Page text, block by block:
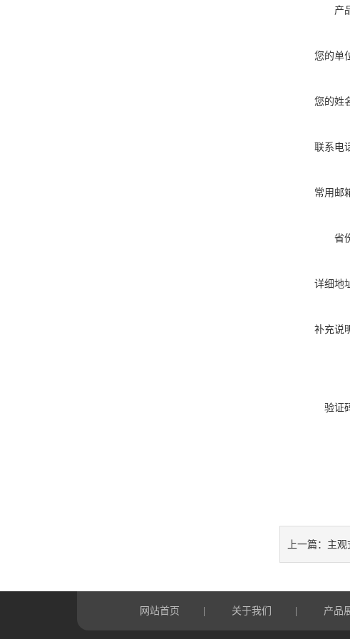
产
您的单
您的姓
联系电
常用邮
省
详细地
补充说
验证
上一篇： 主观
网站首页 关于我们 产品